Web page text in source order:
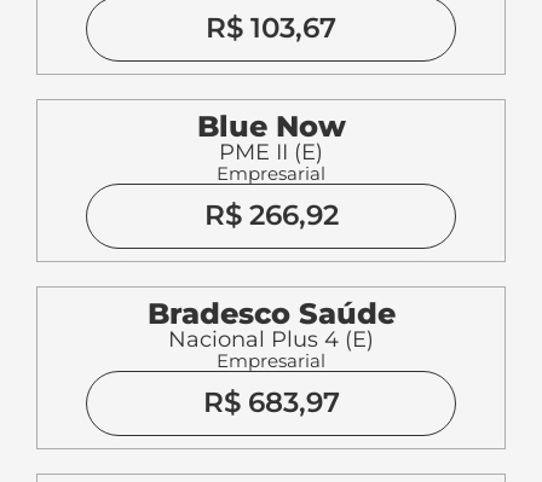
R$ 103,67
Blue Now
PME II (E)
Empresarial
R$ 266,92
Bradesco Saúde
Nacional Plus 4 (E)
Empresarial
R$ 683,97